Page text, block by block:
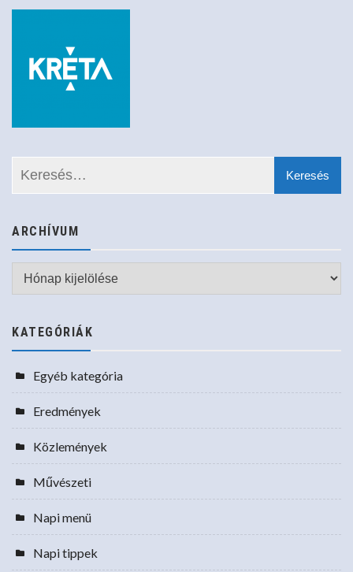
ARCHÍVUM
Archívum
KATEGÓRIÁK
Egyéb kategória
Eredmények
Közlemények
Művészeti
Napi menü
Napi tippek